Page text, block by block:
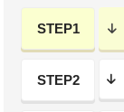
STEP1
STEP2